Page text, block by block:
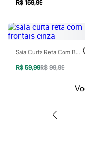
Perfumes árabes
Cabelos
Condicionador
Finalizadores
Tratamento
Cuidados com o rosto
R$ 159,99
Saia Curta Reta Com Bolsos Frontais Cinza
R$ 59,99R$ 99,99